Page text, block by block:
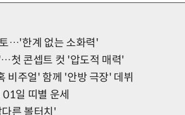
…'한계 없는 소화력'
첫 콘셉트 컷 '압도적 매력'
비주얼' 함께 '안방 극장' 데뷔
일 띠별 운세
다른 볼터치'